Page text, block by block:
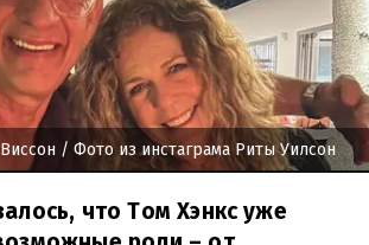
/ Фото из инстаграма Риты Уилсон
что Том Хэнкс уже